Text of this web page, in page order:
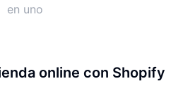
en uno
online con Shopify